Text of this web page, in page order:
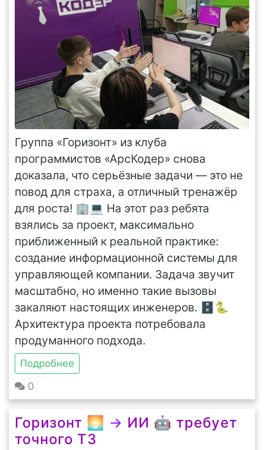
Группа «Горизонт» из клуба
программистов «АрсКодер» снова
доказала, что серьёзные задачи — это не
повод для страха, а отличный тренажёр
для роста! 🏢💻 На этот раз ребята
взялись за проект, максимально
приближенный к реальной практике:
создание информационной системы для
управляющей компании. Задача звучит
масштабно, но именно такие вызовы
закаляют настоящих инженеров. 🗄️🐍
Архитектура проекта потребовала
продуманного подхода.
Подробнее
0
Горизонт 🌅 → ИИ 🤖 требует
точного ТЗ